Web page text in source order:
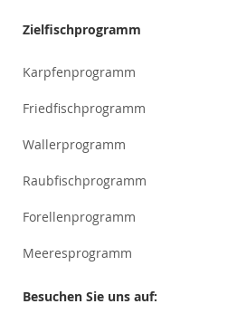
Zielfischprogramm
Karpfenprogramm
Friedfischprogramm
Wallerprogramm
Raubfischprogramm
Forellenprogramm
Meeresprogramm
Besuchen Sie uns auf: